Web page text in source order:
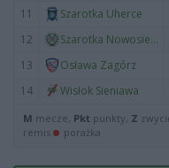
11
Szarotka Uherce
12
Szarotka Nowosielce
13
Osława Zagórz
14
Wisłok Sieniawa
M mecze, Pkt punkty, Z
remis
porażka